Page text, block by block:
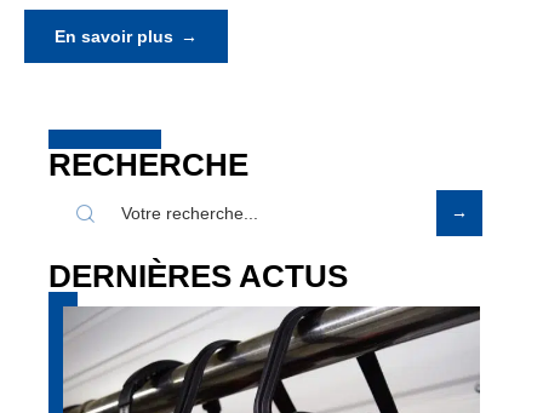
En savoir plus
RECHERCHE
DERNIÈRES ACTUS